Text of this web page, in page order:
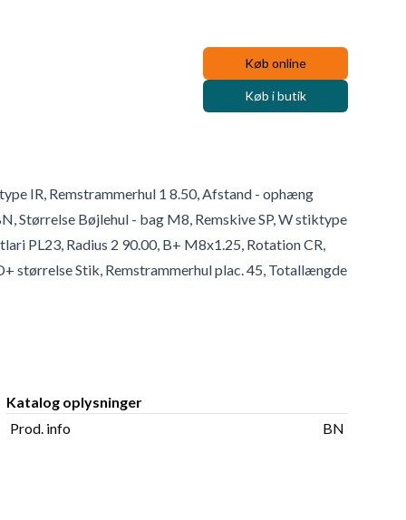
Køb online
Køb i butik
IR, Remstrammerhul 1 8.50, Afstand - ophæng
Størrelse Bøjlehul - bag M8, Remskive SP, W stiktype
PL23, Radius 2 90.00, B+ M8x1.25, Rotation CR,
størrelse Stik, Remstrammerhul plac. 45, Totallængde
Katalog oplysninger
Prod. info
BN